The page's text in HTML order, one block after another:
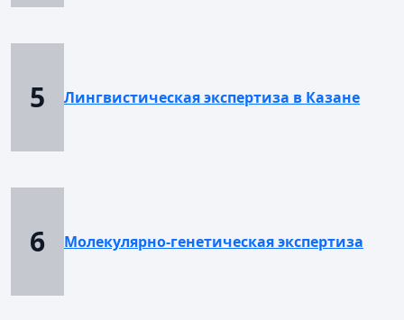
5 Лингвистическая экспертиза в Казане
6 Молекулярно-генетическая экспертиза